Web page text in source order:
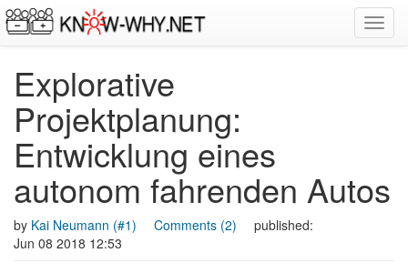
Explorative
Projektplanung:
Entwicklung eines
autonom fahrenden Autos
by Kai Neumann (#1) Comments (2)
published:
Jun 08 2018 12:53